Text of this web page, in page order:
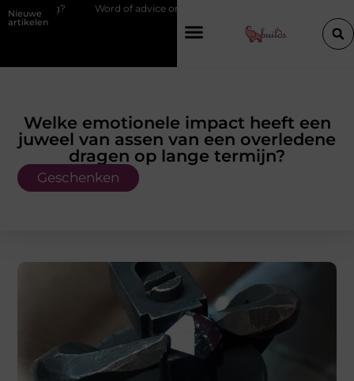
Nieuwe
artikelen
Word of advice on Belgian chef training and education
Welke emotionele impact heeft een
juweel van assen van een overledene
dragen op lange termijn?
Geschenken